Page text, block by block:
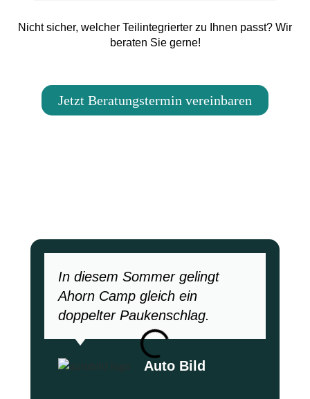
Nicht sicher, welcher Teilintegrierter zu Ihnen passt? Wir
beraten Sie gerne!
Jetzt Beratungstermin vereinbaren
In diesem Sommer gelingt
Ahorn Camp gleich ein
doppelter Paukenschlag.
Auto Bild